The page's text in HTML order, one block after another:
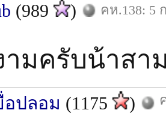
(989 ) คห.138: 5
ามครับน้าส
อปลอม (1175 )